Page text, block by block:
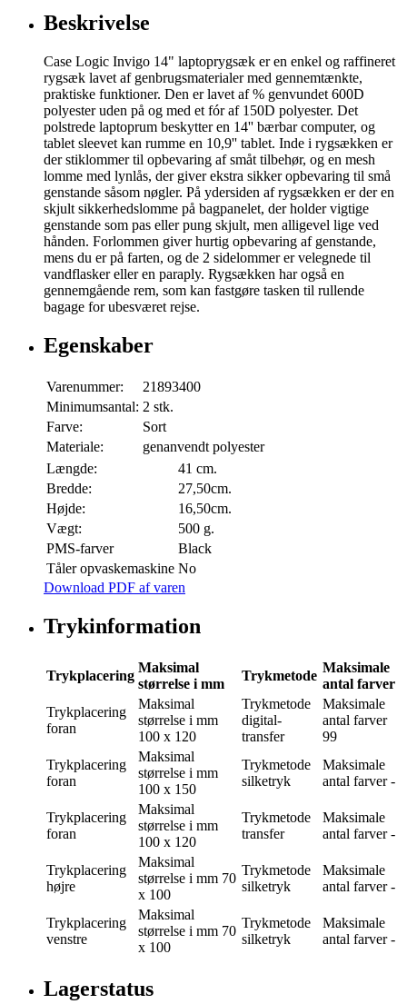
Beskrivelse
Case Logic Invigo 14" laptoprygsæk er en enkel og raffineret
rygsæk lavet af genbrugsmaterialer med gennemtænkte,
praktiske funktioner. Den er lavet af % genvundet 600D
polyester uden på og med et fór af 150D polyester. Det
polstrede laptoprum beskytter en 14'' bærbar computer, og
tablet sleevet kan rumme en 10,9'' tablet. Inde i rygsækken er
der stiklommer til opbevaring af småt tilbehør, og en mesh
lomme med lynlås, der giver ekstra sikker opbevaring til små
genstande såsom nøgler. På ydersiden af rygsækken er der en
skjult sikkerhedslomme på bagpanelet, der holder vigtige
genstande som pas eller pung skjult, men alligevel lige ved
hånden. Forlommen giver hurtig opbevaring af genstande,
mens du er på farten, og de 2 sidelommer er velegnede til
vandflasker eller en paraply. Rygsækken har også en
gennemgående rem, som kan fastgøre tasken til rullende
bagage for ubesværet rejse.
Egenskaber
Varenummer:
21893400
Minimumsantal: 2 stk.
Farve:
Sort
Materiale:
genanvendt polyester
Længde:
41 cm.
Bredde:
27,50cm.
Højde:
16,50cm.
Vægt:
500 g.
PMS-farver
Black
Tåler opvaskemaskine No
Download PDF af varen
Trykinformation
Trykplacering
Maksimal
størrelse i mm
Trykmetode
Maksimale
antal farver
Trykplacering
foran
Maksimal
størrelse i mm
100 x 120
Trykmetode
digital-
transfer
Maksimale
antal farver
99
Trykplacering
foran
Maksimal
størrelse i mm
100 x 150
Trykmetode
silketryk
Maksimale
antal farver -
Trykplacering
foran
Maksimal
størrelse i mm
100 x 120
Trykmetode
transfer
Maksimale
antal farver -
Trykplacering
højre
Maksimal
størrelse i mm 70
x 100
Trykmetode
silketryk
Maksimale
antal farver -
Trykplacering
venstre
Maksimal
størrelse i mm 70
x 100
Trykmetode
silketryk
Maksimale
antal farver -
Lagerstatus